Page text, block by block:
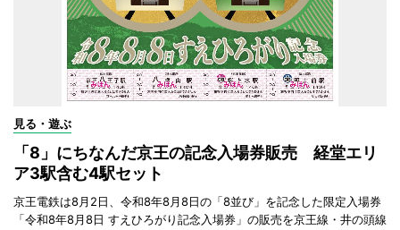
見る・遊ぶ
「8」にちなんだ京王の記念入場券販売 経堂エリ
ア3駅含む4駅セット
京王電鉄は8月2日、令和8年8月8日の「8並び」を記念した限定入場券
「令和8年8月8日 すえひろがり記念入場券」の販売を京王線・井の頭線